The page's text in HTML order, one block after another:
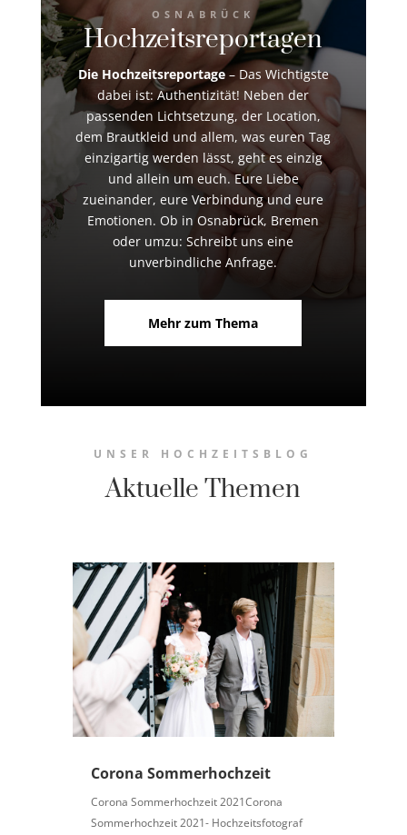
OSNABRÜCK
Hochzeitsreportagen
Die Hochzeitsreportage– Das Wichtigste
dabei ist: Authentizität! Neben der
passenden Lichtsetzung, der Location,
dem Brautkleid und allem, was euren Tag
einzigartig werden lässt, geht es einzig
und allein um euch. Eure Liebe
zueinander, eure Verbindung und eure
Emotionen. Ob in Osnabrück, Bremen
oder umzu: Schreibt uns eine
unverbindliche Anfrage.
Mehr zum Thema
UNSER HOCHZEITSBLOG
Aktuelle Themen
Corona Sommerhochzeit
Corona Sommerhochzeit 2021Corona
Sommerhochzeit 2021- Hochzeitsfotograf